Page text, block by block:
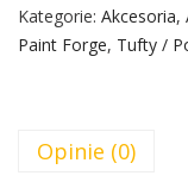
Kategorie: Akcesoria,
Paint Forge, Tufty /
Opinie (0)